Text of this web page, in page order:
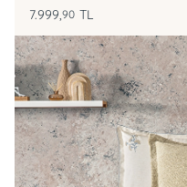
7.999,90 TL